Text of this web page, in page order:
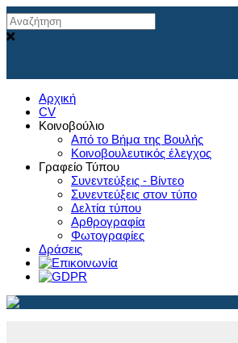
Αρχική
CV
Κοινοβούλιο
Από το Βήμα της Βουλής
Κοινοβουλευτικός έλεγχος
Γραφείο Τύπου
Συνεντεύξεις - Βίντεο
Συνεντεύξεις στον τύπο
Δελτία τύπου
Αρθρογραφία
Φωτογραφίες
Δράσεις